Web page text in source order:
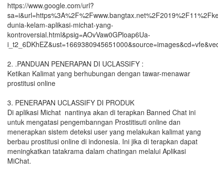
https://www.google.com/url?
dunia-kelam-aplikasi-michat-yang-
kontroversial.html&psig=AOvVaw0GPloap6Ua-
2. .PANDUAN PENERAPAN DI UCLASSIFY :
Ketikan Kalimat yang berhubungan dengan tawar-menawar
prostitusi online
3. PENERAPAN UCLASSIFY DI PRODUK
Di aplikasi Michat  nantinya akan di terapkan Banned Chat ini
untuk mengatasi pengembanngan Prostitisuti online dan
menerapkan sistem deteksi user yang melakukan kalimat yang
berbau prostitusi online di indonesia. Ini jika di terapkan dapat
meningkatkan tatakrama dalam chatingan melalui Aplikasi
MiChat.